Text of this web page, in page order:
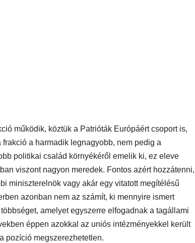
működik, köztük a Patrióták Európáért csoport is,
a harmadik legnagyobb, nem pedig a
politikai család környékéről emelik ki, ez eleve
viszont nagyon meredek. Fontos azért hozzátenni,
miniszterelnök vagy akár egy vitatott megítélésű
azonban nem az számít, ki mennyire ismert
amelyet egyszerre elfogadnak a tagállami
éppen azokkal az uniós intézményekkel került
pozíció megszerezhetetlen.